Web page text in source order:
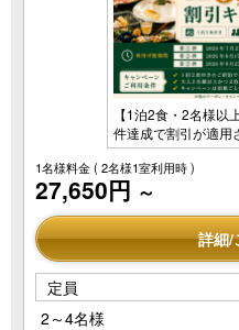
【1泊2食・2名様以
件達成で割引が適用
1名様料金( 2名様1室利用時 )
27,650円 ～
詳細/
定員
2～4名様